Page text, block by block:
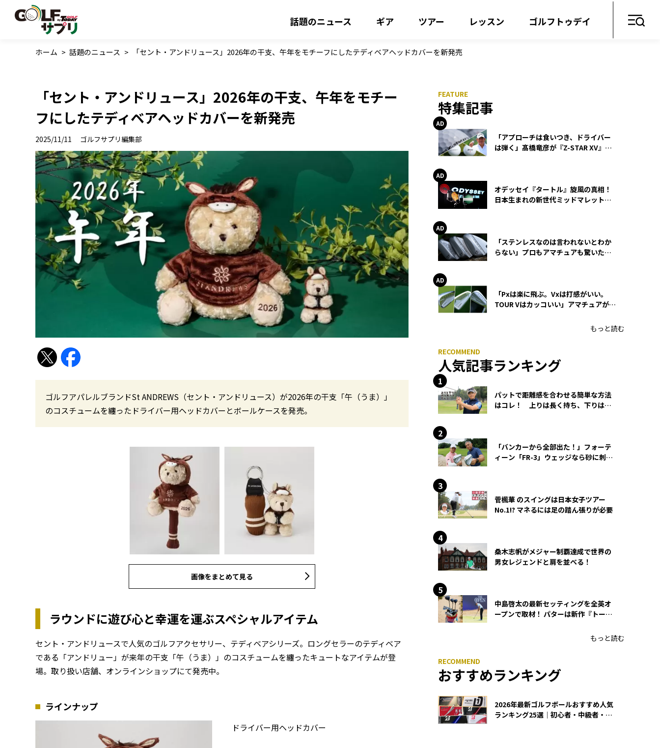
話題のニュース ギア ツアー レッスン ゴルフトゥデイ
ホーム > 話題のニュース > 「セント・アンドリュース」2026年の干支、午年をモチーフにしたテディベアヘッドカバーを新発売
「セント・アンドリュース」2026年の干支、午年をモチー
フにしたテディベアヘッドカバーを新発売
2025/11/11 ゴルフサプリ編集部
ゴルフアパレルブランドSt ANDREWS（セント・アンドリュース）が2026年の干支「午（うま）」
のコスチュームを纏ったドライバー用ヘッドカバーとボールケースを発売。
画像をまとめて見る
ラウンドに遊び心と幸運を運ぶスペシャルアイテム
セント・アンドリュースで人気のゴルフアクセサリー、テディベアシリーズ。ロングセラーのテディベア
である「アンドリュー」が来年の干支「午（うま）」のコスチュームを纏ったキュートなアイテムが登
場。取り扱い店舗、オンラインショップにて発売中。
ラインナップ
ドライバー用ヘッドカバー
特集記事
「アプローチは食いつき、ドライバー
は弾く」髙橋竜彦が『Z-STAR XV』を
オデッセイ『タートル』旋風の真相！
日本生まれの新世代ミッドマレットが
「ステンレスなのは言われないとわか
らない」プロもアマチュアも驚いた
「Pxは楽に飛ぶ。Vxは打感がいい。
TOUR Vはカッコいい」アマチュアが選
もっと読む
人気記事ランキング
パットで距離感を合わせる簡単な方法
はコレ！ 上りは長く持ち、下りは短
「バンカーから全部出た！」フォーテ
ィーン「FR-3」ウェッジなら砂に刺さ
菅楓華 のスイングは日本女子ツアー
No.1!? マネるには足の踏ん張りが必要
桑木志帆がメジャー制覇達成で世界の
男女レジェンドと肩を並べる！
中島啓太の最新セッティングを全英オ
ープンで取材！ パターは新作『トーチ
もっと読む
おすすめランキング
2026年最新ゴルフボールおすすめ人気
ランキング25選｜初心者・中級者・上